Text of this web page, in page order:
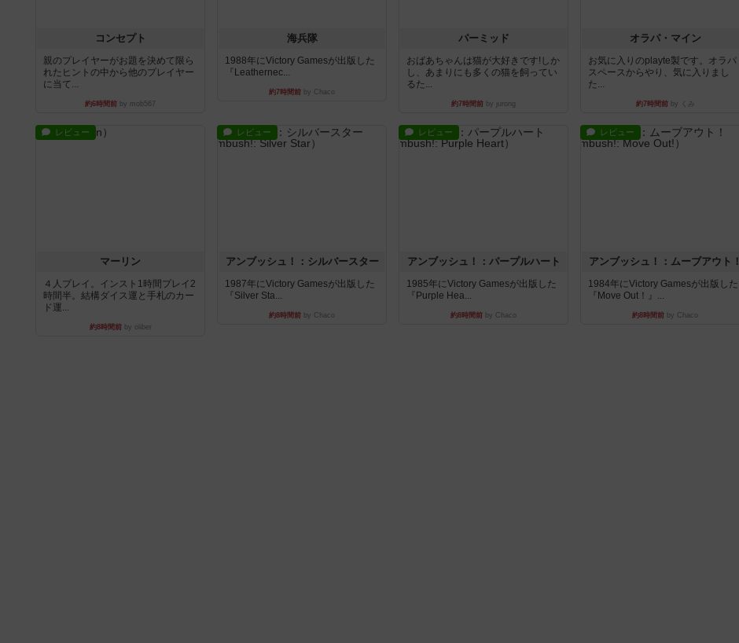
コンセプト
親のプレイヤーがお題を決めて限ら
れたヒントの中から他のプレイヤー
に当て...
約6時間前 by mob567
海兵隊
1988年にVictory Gamesが出版した
『Leathernec...
約7時間前 by Chaco
パーミッド
おばあちゃんは猫が大好きです!しか
し、あまりにも多くの猫を飼ってい
るた...
約7時間前 by jurong
オラパ・マイン
お気に入りのplayte製です。オラパ
スペースからやり、気に入りまし
た...
約7時間前by くみ
レビュー
マーリン
４人プレイ。インスト1時間プレイ2
時間半。結構ダイス運と手札のカー
ド運...
約8時間前by oliber
レビュー
アンブッシュ！：シルバースター
1987年にVictory Gamesが出版した
『Silver Sta...
約8時間前 by Chaco
レビュー
アンブッシュ！：パープルハート
1985年にVictory Gamesが出版した
『Purple Hea...
約8時間前 by Chaco
レビュー
アンブッシュ！：ムーブアウト！
1984年にVictory Gamesが出版した
『Move Out！』...
約8時間前 by Chaco